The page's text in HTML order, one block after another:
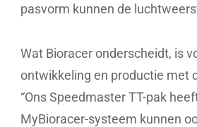
pasvorm kunnen de
Wat Bioracer onderscheidt, is
ontwikkeling en productie met
“Ons Speedmaster TT-pak
MyBioracer-systeem kunnen